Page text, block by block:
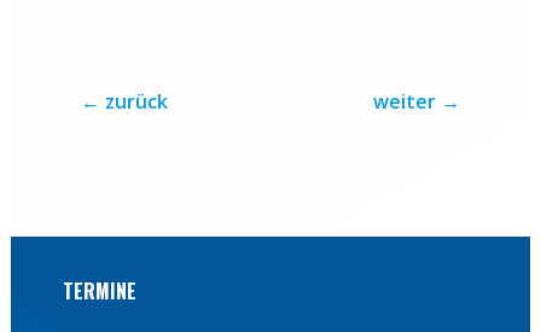
← zurück weiter →
TERMINE